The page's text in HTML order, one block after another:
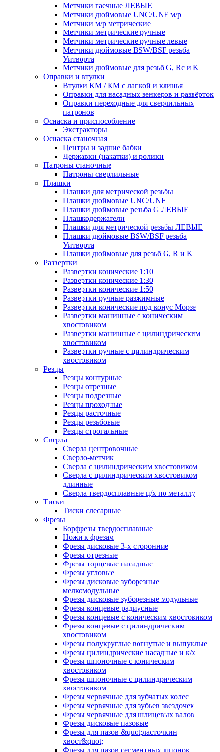
Метчики гаечные ЛЕВЫЕ
Метчики дюймовые UNC/UNF м/р
Метчики м/р метрические
Метчики метрические ручные
Метчики метрические ручные левые
Метчики дюймовые BSW/BSF резьба
Уитворта
Метчики дюймовые для резьб G, Rc и K
Оправки и втулки
Втулки КМ / КМ с лапкой и клинья
Оправки для насадных зенкеров и развёрток
Оправки переходные для сверлильных
патронов
Оснаска и приспособление
Экстракторы
Оснаска станочная
Центры и задние бабки
Державки (накатки) и ролики
Патроны станочные
Патроны сверлильные
Плашки
Плашки для метрической резьбы
Плашки дюймовые UNC/UNF
Плашки дюймовые резьба G ЛЕВЫЕ
Плашкодержатели
Плашки для метрической резьбы ЛЕВЫЕ
Плашки дюймовые BSW/BSF резьба
Уитворта
Плашки дюймовые для резьб G, R и K
Развертки
Развертки конические 1:10
Развертки конические 1:30
Развертки конические 1:50
Развертки ручные разжимные
Развертки конические под конус Морзе
Развертки машинные с коническим
хвостовиком
Развертки машинные с цилиндрическим
хвостовиком
Развертки ручные с цилиндрическим
хвостовиком
Резцы
Резцы контурные
Резцы отрезные
Резцы подрезные
Резцы проходные
Резцы расточные
Резцы резьбовые
Резцы строгальные
Сверла
Сверла центровочные
Сверло-метчик
Сверла с цилиндрическим хвостовиком
Сверла с цилиндрическим хвостовиком
длинные
Сверла твердосплавные ц/х по металлу
Тиски
Тиски слесарные
Фрезы
Борфрезы твердосплавные
Ножи к фрезам
Фрезы дисковые 3-х сторонние
Фрезы отрезные
Фрезы торцевые насадные
Фрезы угловые
Фрезы дисковые зуборезные
мелкомодульные
Фрезы дисковые зуборезные модульные
Фрезы концевые радиусные
Фрезы концевые с коническим хвостовиком
Фрезы концевые с цилиндрическим
хвостовиком
Фрезы полукруглые вогнутые и выпуклые
Фрезы цилиндрические насадные и к/х
Фрезы шпоночные с коническим
хвостовиком
Фрезы шпоночные с цилиндрическим
хвостовиком
Фрезы червячные для зубчатых колес
Фрезы червячные для зубьев звездочек
Фрезы червячные для шлицевых валов
Фрезы дисковые пазовые
Фрезы для пазов &quot;ласточкин
хвост&quot;
Фрезы для пазов сегментных шпонок